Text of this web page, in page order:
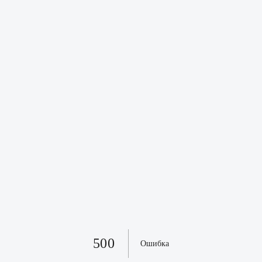
500 Ошибка